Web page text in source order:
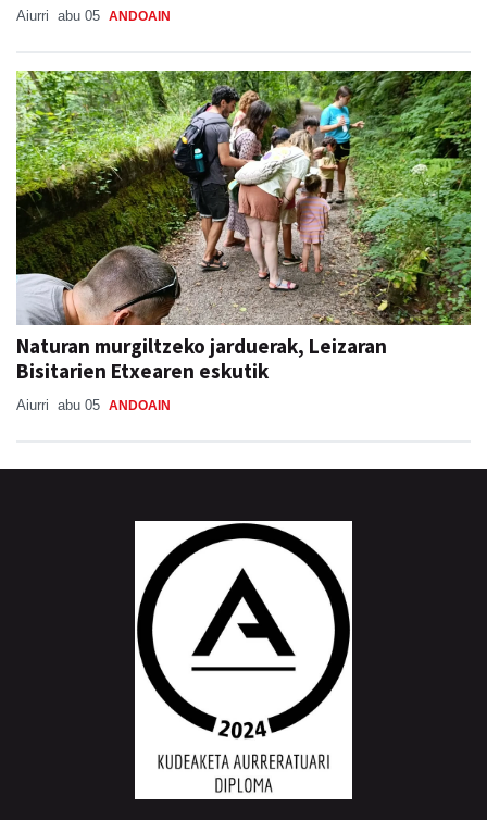
Aiurri abu 05 ANDOAIN
Naturan murgiltzeko jarduerak, Leizaran
Bisitarien Etxearen eskutik
Aiurri abu 05 ANDOAIN